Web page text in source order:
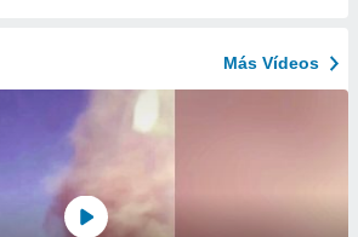
Más Vídeos